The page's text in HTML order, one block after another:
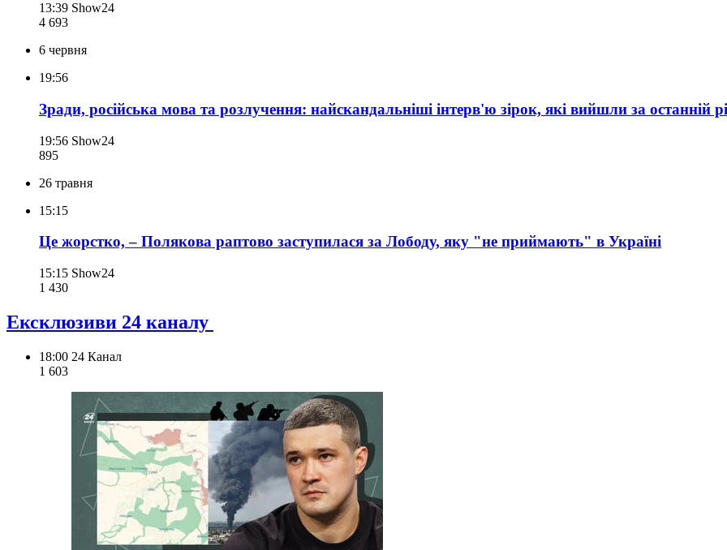
13:39 Show24
4 693
6 червня
19:56
Зради, російська мова та розлучення: найскандальніші інтерв'ю зірок, які вийшли за останній
19:56 Show24
895
26 травня
15:15
Це жорстко, – Полякова раптово заступилася за Лободу, яку "не приймають" в Україні
15:15 Show24
1 430
Ексклюзиви 24 каналу
18:00 24 Канал
1 603